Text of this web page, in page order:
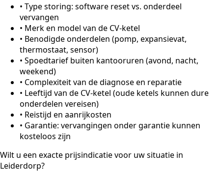
• Type storing: software reset vs. onderdeel
vervangen
• Merk en model van de CV-ketel
• Benodigde onderdelen (pomp, expansievat,
thermostaat, sensor)
• Spoedtarief buiten kantooruren (avond, nacht,
weekend)
• Complexiteit van de diagnose en reparatie
• Leeftijd van de CV-ketel (oude ketels kunnen dure
onderdelen vereisen)
• Reistijd en aanrijkosten
• Garantie: vervangingen onder garantie kunnen
kosteloos zijn
Wilt u een exacte prijsindicatie voor uw situatie in
Leiderdorp?